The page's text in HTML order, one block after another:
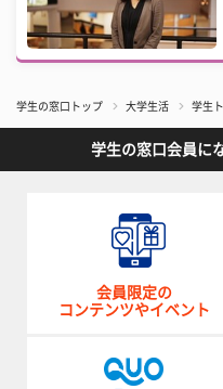
学生の窓口トップ 大学生活 学生
学生の窓口会員に
会員限定の
コンテンツやイベント